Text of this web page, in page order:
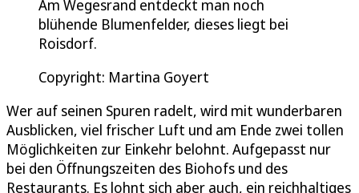
Am Wegesrand entdeckt man noch
blühende Blumenfelder, dieses liegt bei
Roisdorf.
Copyright: Martina Goyert
Wer auf seinen Spuren radelt, wird mit wunderbaren
Ausblicken, viel frischer Luft und am Ende zwei tollen
Möglichkeiten zur Einkehr belohnt. Aufgepasst nur
bei den Öffnungszeiten des Biohofs und des
Restaurants. Es lohnt sich aber auch, ein reichhaltiges